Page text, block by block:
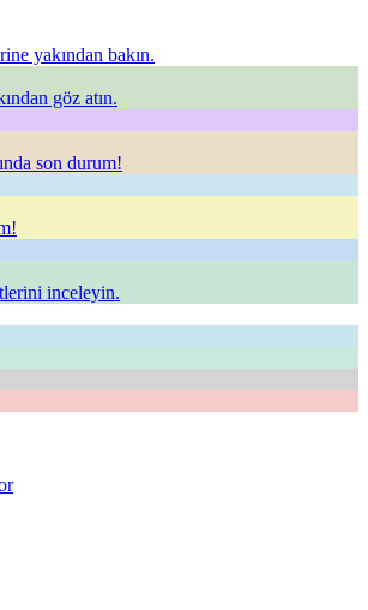
yakından bakın.
göz atın.
son durum!
inceleyin.